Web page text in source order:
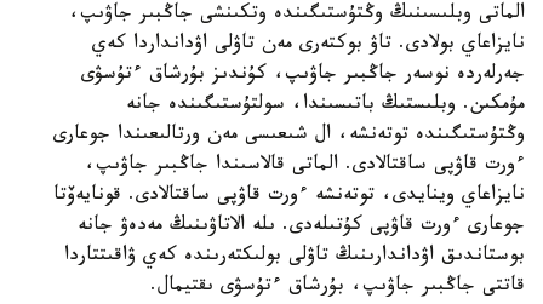
الماتى وبلىسىنىڭ وڭتۇستىگىندە وتكىنشى جاڭبىر جاۋىپ،
نايزاعاي بولادى. تاۋ بوكتەرى مەن تاۋلى اۋدانداردا كەي
جەرلەردە نوسەر جاڭبىر جاۋىپ، كۇندىز بۇرشاق ءتۇسۋى
مۇمكىن. وبلىستىڭ باتىسىندا، سولتۇستىگىندە جانە
وڭتۇستىگىندە توتەنشە، ال شىعىسى مەن ورتالىعىندا جوعارى
ءورت قاۋپى ساقتالادى. الماتى قالاسىندا جاڭبىر جاۋىپ،
نايزاعاي وينايدى، توتەنشە ءورت قاۋپى ساقتالادى. قونايەۆتا
جوعارى ءورت قاۋپى كۇتىلەدى. ىلە الاتاۋىنىڭ مەدەۋ جانە
بوستاندىق اۋداندارىنىڭ تاۋلى بولىكتەرىندە كەي ۋاقىتتاردا
قاتتى جاڭبىر جاۋىپ، بۇرشاق ءتۇسۋى ىقتيمال.